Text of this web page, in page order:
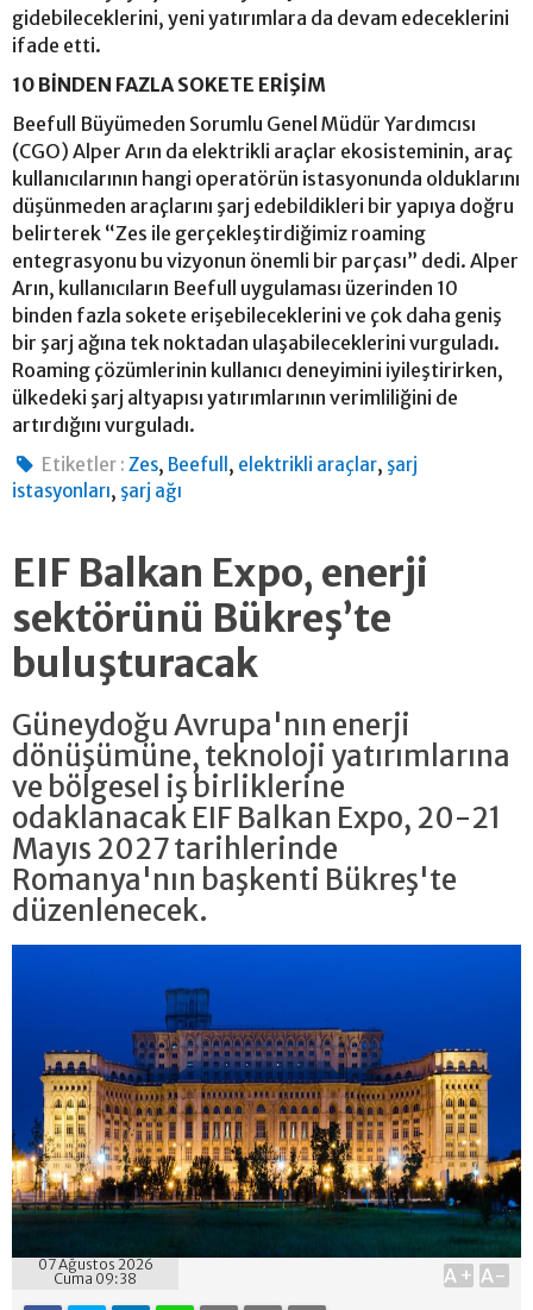
gidebileceklerini, yeni yatırımlara da devam edeceklerini
ifade etti.
10 BİNDEN FAZLA SOKETE ERİŞİM
Beefull Büyümeden Sorumlu Genel Müdür Yardımcısı
(CGO) Alper Arın da elektrikli araçlar ekosisteminin, araç
kullanıcılarının hangi operatörün istasyonunda olduklarını
düşünmeden araçlarını şarj edebildikleri bir yapıya doğru
belirterek “Zes ile gerçekleştirdiğimiz roaming
entegrasyonu bu vizyonun önemli bir parçası” dedi. Alper
Arın, kullanıcıların Beefull uygulaması üzerinden 10
binden fazla sokete erişebileceklerini ve çok daha geniş
bir şarj ağına tek noktadan ulaşabileceklerini vurguladı.
Roaming çözümlerinin kullanıcı deneyimini iyileştirirken,
ülkedeki şarj altyapısı yatırımlarının verimliliğini de
artırdığını vurguladı.
Etiketler : Zes, Beefull , elektrikli araçlar, şarj
istasyonları, şarj ağı
EIF Balkan Expo, enerji
sektörünü Bükreş’te
buluşturacak
Güneydoğu Avrupa'nın enerji
dönüşümüne, teknoloji yatırımlarına
ve bölgesel iş birliklerine
odaklanacak EIF Balkan Expo, 20-21
Mayıs 2027 tarihlerinde
Romanya'nın başkenti Bükreş'te
düzenlenecek.
07 Ağustos 2026
Cuma 09:38
A+ A-